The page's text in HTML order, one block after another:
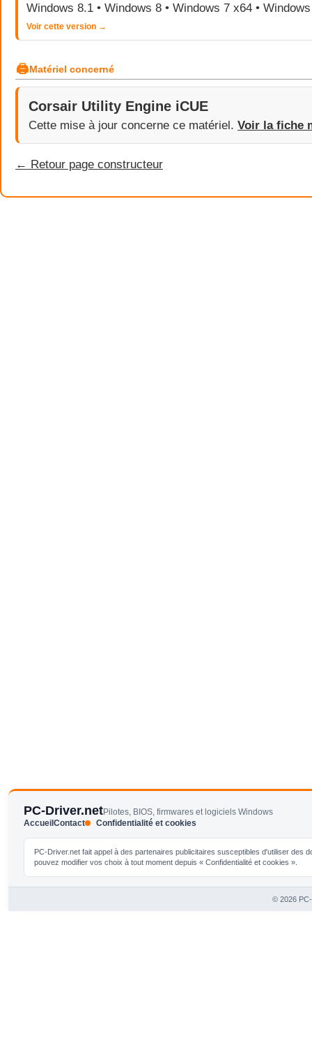
Windows 8.1 • Windows 8 • Windows 7 x64 •
Voir cette version →
🖨Matériel concerné
Corsair Utility Engine iCUE
Cette mise à jour concerne ce matériel. Voir la fiche
← Retour page constructeur
PC-Driver.netPilotes, BIOS, firmwares et logiciels Windows
AccueilContact Confidentialité et cookies
PC-Driver.net fait appel à des partenaires publicitaires susceptibles d'utiliser
pouvez modifier vos choix à tout moment depuis « Confidentialité et cookies ».
© 2026